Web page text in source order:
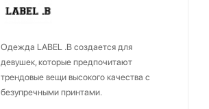
Одежда LABEL .B создается для
девушек, которые предпочитают
трендовые вещи высокого качества с
безупречными принтами.